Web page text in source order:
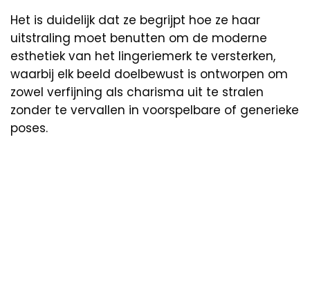
Het is duidelijk dat ze begrijpt hoe ze haar
uitstraling moet benutten om de moderne
esthetiek van het lingeriemerk te versterken,
waarbij elk beeld doelbewust is ontworpen om
zowel verfijning als charisma uit te stralen
zonder te vervallen in voorspelbare of generieke
poses.